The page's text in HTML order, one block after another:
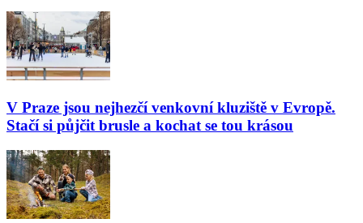
V Praze jsou nejhezčí venkovní kluziště v Evropě.
Stačí si půjčit brusle a kochat se tou krásou